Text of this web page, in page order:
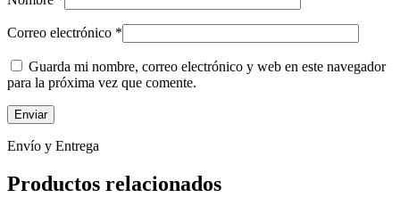
Correo electrónico *
Guarda mi nombre, correo electrónico y web en este navegador
para la próxima vez que comente.
Envío y Entrega
Productos relacionados